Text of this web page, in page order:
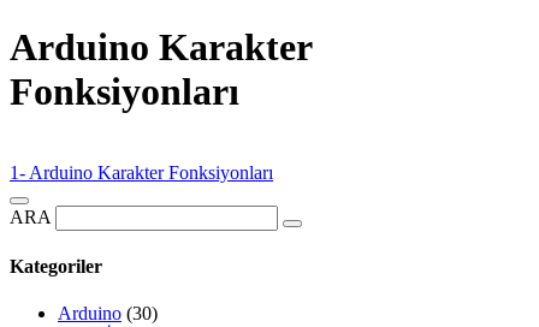
Arduino Karakter
Fonksiyonları
1- Arduino Karakter Fonksiyonları
ARA
Kategoriler
Arduino (30)